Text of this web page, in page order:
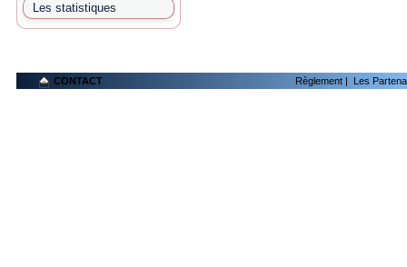
Les statistiques
CONTACT Règlement| Les